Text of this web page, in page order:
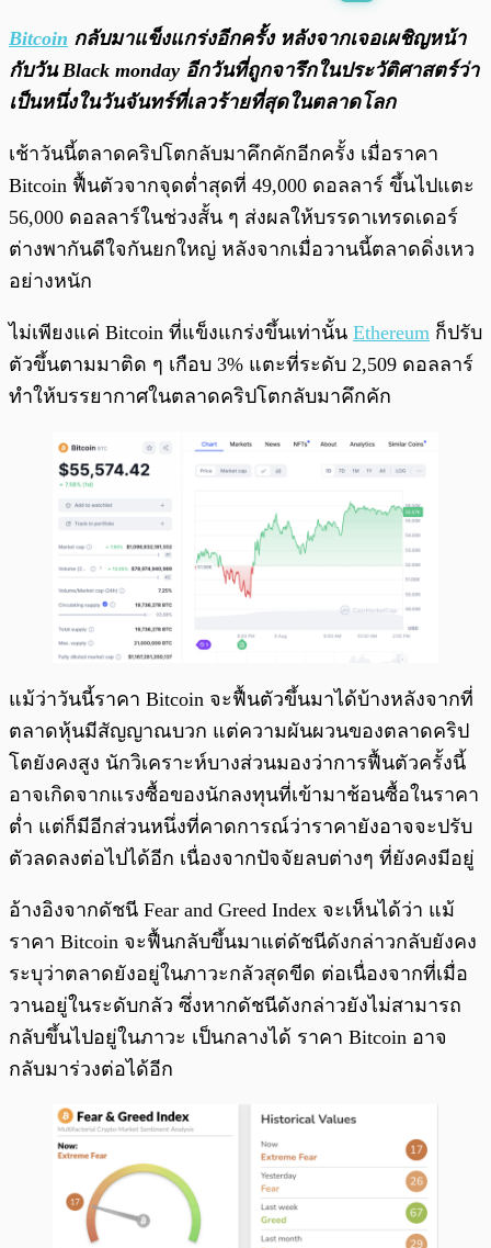
พร้อมเล่น /
Bitcoin กลับมาแข็งแกร่งอีกครั้ง หลังจากเจอเผชิญหน้า
กับวัน Black monday อีกวันที่ถูกจารึกในประวัติศาสตร์ว่า
เป็นหนึ่งในวันจันทร์ที่เลวร้ายที่สุดในตลาดโลก
เช้าวันนี้ตลาดคริปโตกลับมาคึกคักอีกครั้ง เมื่อราคา
Bitcoin ฟื้นตัวจากจุดต่ำสุดที่ 49,000 ดอลลาร์ ขึ้นไปแตะ
56,000 ดอลลาร์ในช่วงสั้น ๆ ส่งผลให้บรรดาเทรดเดอร์
ต่างพากันดีใจกันยกใหญ่ หลังจากเมื่อวานนี้ตลาดดิ่งเหว
อย่างหนัก
ไม่เพียงแค่ Bitcoin ที่แข็งแกร่งขึ้นเท่านั้น Ethereum ก็ปรับ
ตัวขึ้นตามมาติด ๆ เกือบ 3% แตะที่ระดับ 2,509 ดอลลาร์
ทำให้บรรยากาศในตลาดคริปโตกลับมาคึกคัก
แม้ว่าวันนี้ราคา Bitcoin จะฟื้นตัวขึ้นมาได้บ้างหลังจากที่
ตลาดหุ้นมีสัญญาณบวก แต่ความผันผวนของตลาดคริป
โตยังคงสูง นักวิเคราะห์บางส่วนมองว่าการฟื้นตัวครั้งนี้
อาจเกิดจากแรงซื้อของนักลงทุนที่เข้ามาช้อนซื้อในราคา
ต่ำ แต่ก็มีอีกส่วนหนึ่งที่คาดการณ์ว่าราคายังอาจจะปรับ
ตัวลดลงต่อไปได้อีก เนื่องจากปัจจัยลบต่างๆ ที่ยังคงมีอยู่
อ้างอิงจากดัชนี Fear and Greed Index จะเห็นได้ว่า แม้
ราคา Bitcoin จะฟื้นกลับขึ้นมาแต่ดัชนีดังกล่าวกลับยังคง
ระบุว่าตลาดยังอยู่ในภาวะกลัวสุดขีด ต่อเนื่องจากที่เมื่อ
วานอยู่ในระดับกลัว ซึ่งหากดัชนีดังกล่าวยังไม่สามารถ
กลับขึ้นไปอยู่ในภาวะ เป็นกลางได้ ราคา Bitcoin อาจ
กลับมาร่วงต่อได้อีก